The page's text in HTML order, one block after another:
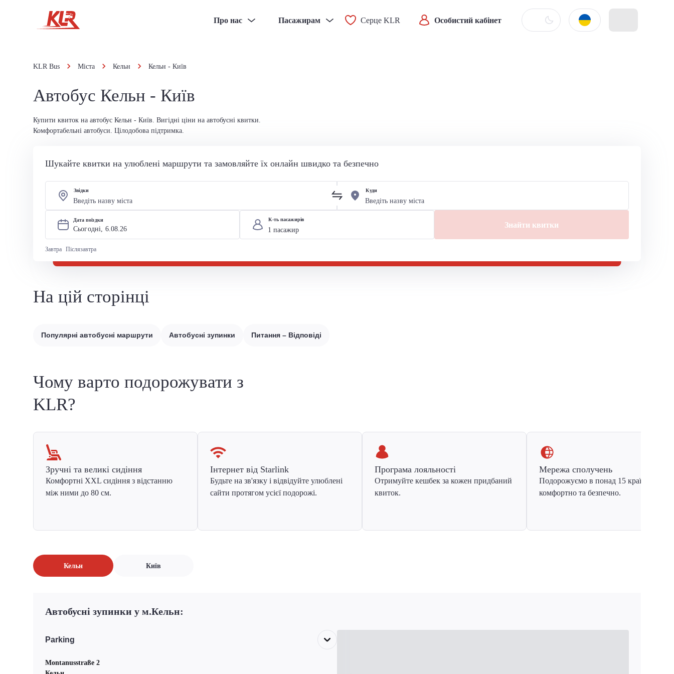
Про нас Пасажирам Серце KLR Особистий кабінет
KLR Bus Міста Кельн Кельн - Київ
Автобус Кельн - Київ
Купити квиток на автобус Кельн - Київ. Вигідні ціни на автобусні квитки.
Комфортабельні автобуси. Цілодобова підтримка.
Шукайте квитки на улюблені маршрути та замовляйте їх онлайн швидко та безпечно
Звідки Куди
Дата поїздки
Сьогодні, 6.08.26
Завтра Післязавтра
К-ть пасажирів
Знайти квитки
На цій сторінці
Популярні автобусні маршрути Автобусні зупинки Питання – Відповіді
Чому варто подорожувати з
KLR?
Зручні та великі сидіння
Комфортні XXL сидіння з відстанню
між ними до 80 см.
Інтернет від Starlink
Будьте на зв'язку і відвідуйте улюблені
сайти протягом усієї подорожі.
Програма лояльності
Отримуйте кешбек за кожен придбаний
квиток.
Мережа сполучень
Подорожуємо в понад 15 країн Європи
комфортно та безпечно.
Кельн Київ
Автобусні зупинки у м.Кельн:
Parking
Montanusstraße 2